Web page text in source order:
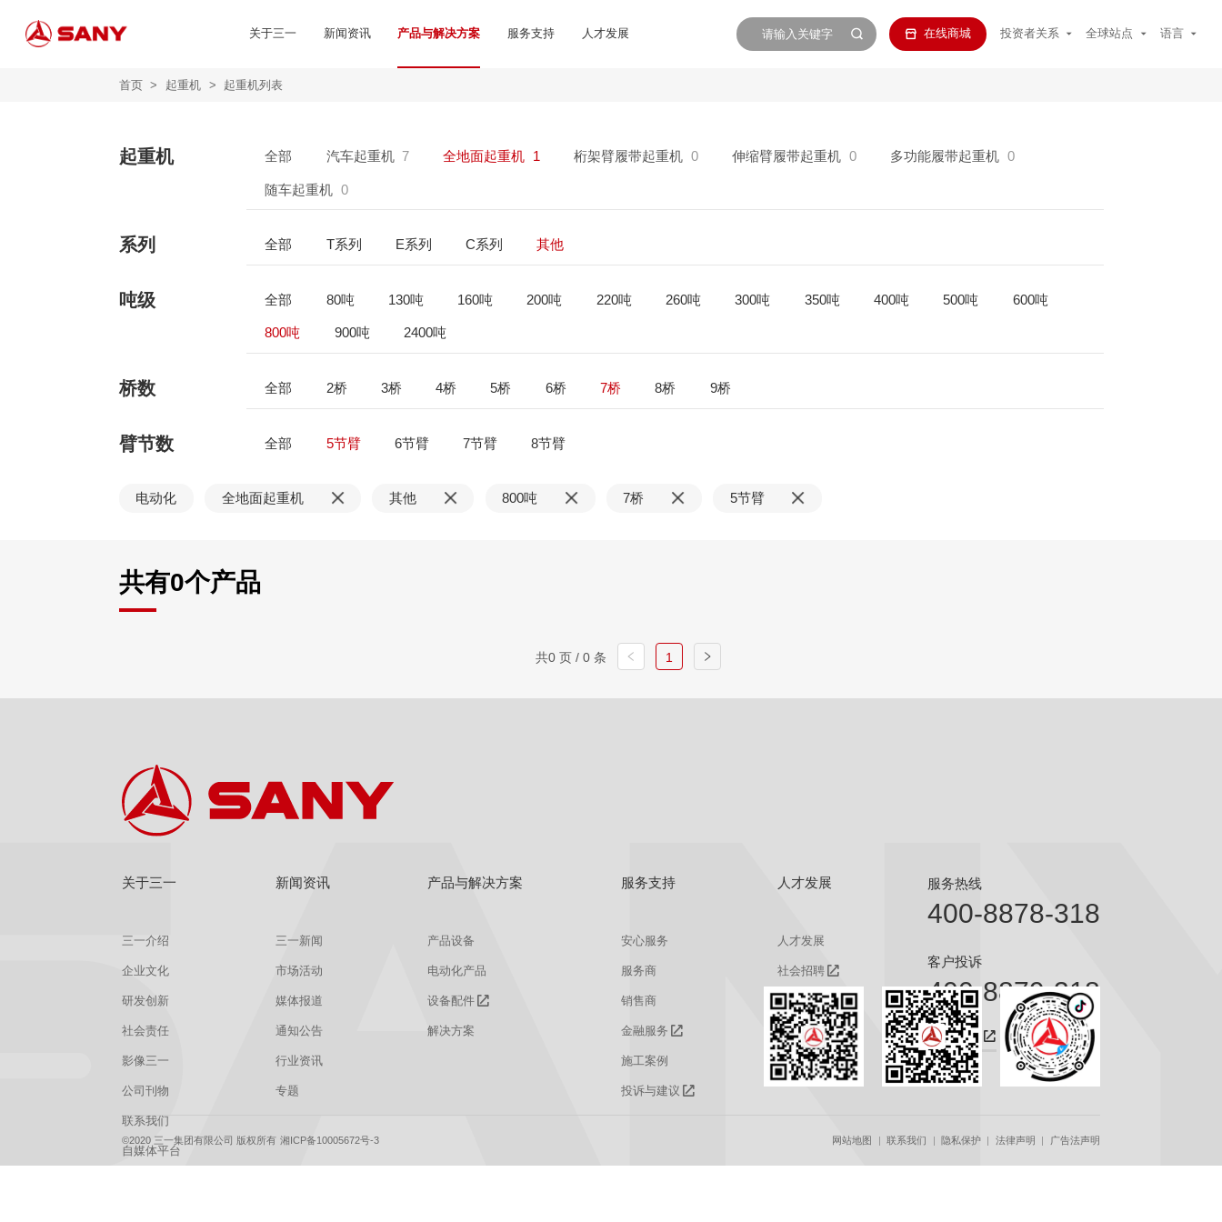
关于三一 新闻资讯 产品与解决方案 服务支持 人才发展 在线商城 投资者关系 全球站点 语言
首页 > 起重机 > 起重机列表
起重机 全部 汽车起重机 7 全地面起重机 1 桁架臂履带起重机 0 伸缩臂履带起重机 0 多功能履带起重机 0
随车起重机 0
系列 全部 T系列 E系列 C系列 其他
吨级 全部 80吨 130吨 160吨 200吨 220吨 260吨 300吨 350吨 400吨 500吨 600吨
800吨 900吨 2400吨
桥数 全部 2桥 3桥 4桥 5桥 6桥 7桥 8桥 9桥
臂节数 全部 5节臂 6节臂 7节臂 8节臂
电动化 全地面起重机 其他 800吨 7桥 5节臂
共有0个产品
共0 页 / 0 条 1
关于三一
三一介绍
企业文化
研发创新
社会责任
影像三一
公司刊物
联系我们
自媒体平台
新闻资讯
三一新闻
市场活动
媒体报道
通知公告
行业资讯
专题
产品与解决方案
产品设备
电动化产品
设备配件
解决方案
服务支持
安心服务
服务商
销售商
金融服务
施工案例
投诉与建议
人才发展
人才发展
社会招聘
校园招聘
服务热线
400-8878-318
客户投诉
400-8879-318
咨询热线
©2020 三一集团有限公司 版权所有 湘ICP备10005672号-3 网站地图 联系我们 隐私保护 法律声明 广告法声明